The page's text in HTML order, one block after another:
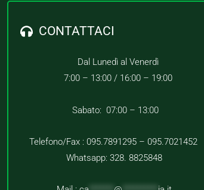
CONTATTACI
Dal Lunedì al Venerdì
7:00 – 13:00 / 16:00 – 19:00
Sabato: 07:00 – 13:00
Telefono/Fax : 095.7891295 – 095.7021452
Whatsapp: 328. 8825848